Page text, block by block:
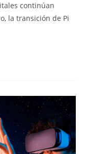
continúan
la transición de Pi